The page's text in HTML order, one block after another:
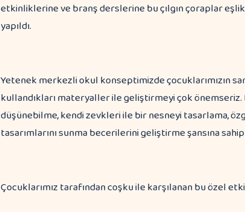
etkinliklerine ve branş derslerine bu çılgın çoraplar eşlik
yapıldı.
Yetenek merkezli okul konseptimizde çocuklarımızın
kullandıkları materyaller ile geliştirmeyi çok önemseriz.
düşünebilme, kendi zevkleri ile bir nesneyi tasarlama,
tasarımlarını sunma becerilerini geliştirme şansına
Çocuklarımız tarafından coşku ile karşılanan bu özel